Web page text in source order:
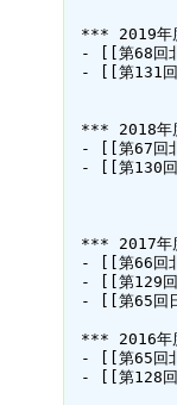
*** 2019年
- [[第68回北
- [[第131回
*** 2018年
- [[第67回北
- [[第130回
*** 2017年
- [[第66回北
- [[第129回
- [[第65回日
*** 2016年
- [[第65回北
- [[第128回